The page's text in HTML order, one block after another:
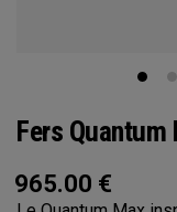
Fers Quantum
965.00 €